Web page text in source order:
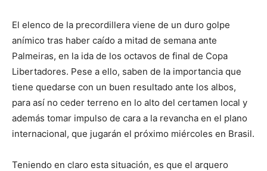
El elenco de la precordillera viene de un duro golpe
anímico tras haber caído a mitad de semana ante
Palmeiras, en la ida de los octavos de final de Copa
Libertadores. Pese a ello, saben de la importancia que
tiene quedarse con un buen resultado ante los albos,
para así no ceder terreno en lo alto del certamen local y
además tomar impulso de cara a la revancha en el plano
internacional, que jugarán el próximo miércoles en Brasil.
Teniendo en claro esta situación, es que el arquero